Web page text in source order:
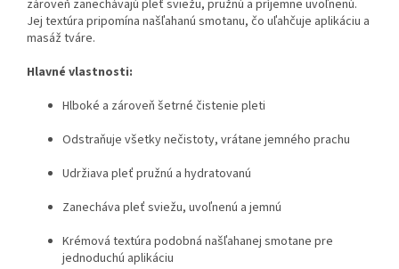
zároveň zanechávajú pleť sviežu, pružnú a príjemne uvoľnenú.
Jej textúra pripomína našľahanú smotanu, čo uľahčuje aplikáciu a
masáž tváre.
Hlavné vlastnosti:
Hlboké a zároveň šetrné čistenie pleti
Odstraňuje všetky nečistoty, vrátane jemného prachu
Udržiava pleť pružnú a hydratovanú
Zanecháva pleť sviežu, uvoľnenú a jemnú
Krémová textúra podobná našľahanej smotane pre
jednoduchú aplikáciu